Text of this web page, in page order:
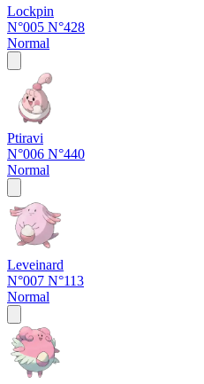
Lockpin
N°005 N°428
Normal
Ptiravi
N°006 N°440
Normal
Leveinard
N°007 N°113
Normal